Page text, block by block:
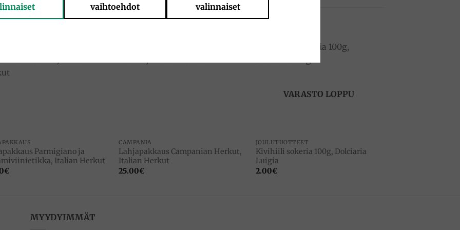
Parmigiano ja
Italian Herkut
€
CAMPANIA
Lahjapakkaus Campanian Herkut,
Italian Herkut
25.00€
VARASTO LOPPU
JOULUTUOTTEET
Kivihiili sokeria 100g, Dolciaria
Luigia
2.00€
MYYDYIMMÄT
vaihtoehdot
valinnaiset